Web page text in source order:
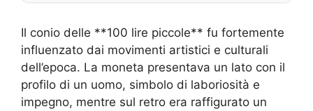
Il conio delle **100 lire piccole** fu fortemente
influenzato dai movimenti artistici e culturali
dell’epoca. La moneta presentava un lato con il
profilo di un uomo, simbolo di laboriosità e
impegno, mentre sul retro era raffigurato un